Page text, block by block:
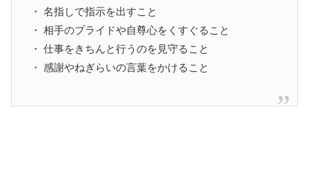
・ 名指しで指示を出すこと
・ 相手のプライドや自尊心をくすぐること
・ 仕事をきちんと行うのを見守ること
・ 感謝やねぎらいの言葉をかけること